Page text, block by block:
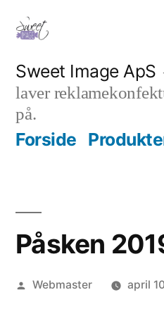
Videre
indhold
Sweet Image ApS
laver
på.
Forside
Påsken
Posted
Webmaster april